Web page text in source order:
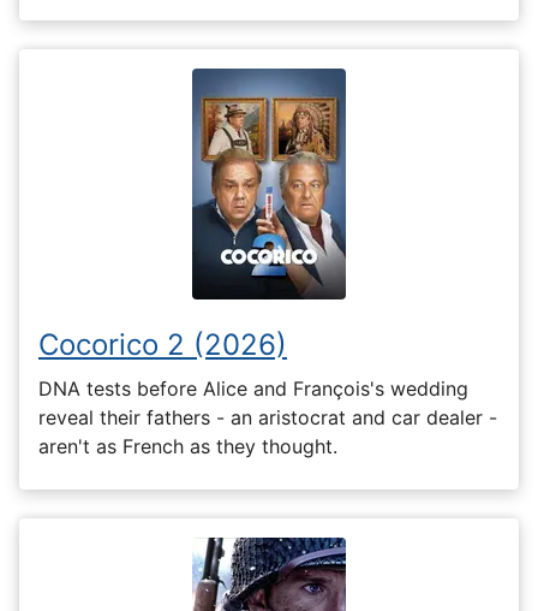
Cocorico 2 (2026)
DNA tests before Alice and François's wedding
reveal their fathers - an aristocrat and car dealer -
aren't as French as they thought.